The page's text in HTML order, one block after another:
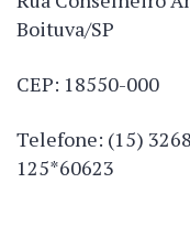
Boituva/SP
CEP: 18550-000
Telefone: (15)
125*60623